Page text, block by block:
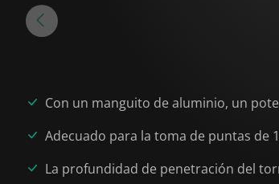
Con un manguito de aluminio, un
Adecuado para la toma de puntas de
La profundidad de penetración del